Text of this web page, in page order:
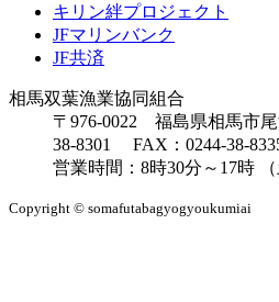
キリン絆プロジェクト
JFマリンバンク
JF共済
相馬双葉漁業協同組合
〒976-0022 福島県相馬市
38-8301 FAX：0244-38-
営業時間：8時30分～17時 （
Copyright © somafutabagyogyoukumiai